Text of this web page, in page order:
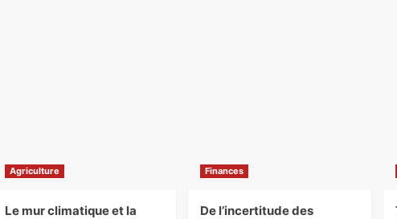
Agriculture
Le mur climatique et la
Finances
De l’incertitude des